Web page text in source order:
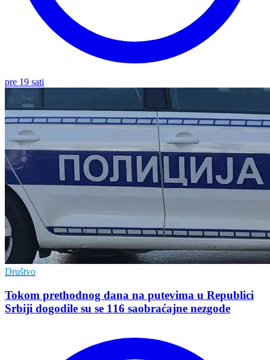
pre 19 sati
Društvo
Tokom prethodnog dana na putevima u Republici
Srbiji dogodile su se 116 saobraćajne nezgode